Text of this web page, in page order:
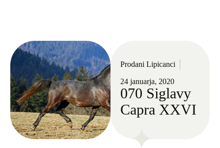
Prodani Lipicanci
24 januarja, 2020
070 Siglavy
Capra XXVI